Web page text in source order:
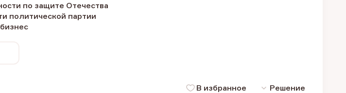
по защите Отечества
политической партии
В избранное Решение